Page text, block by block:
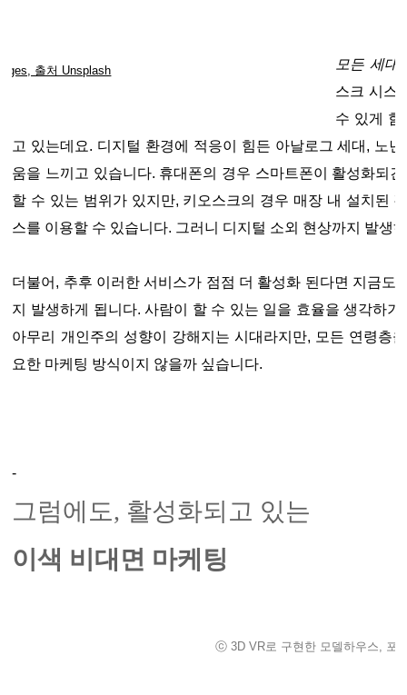
출처 Unsplash
모든 세대
스크 시스
수 있게 함
고 있는데요. 디지털 환경에 적응이 힘든 아날로그 세대, 노
움을 느끼고 있습니다. 휴대폰의 경우 스마트폰이 활성화되
할 수 있는 범위가 있지만, 키오스크의 경우 매장 내 설치된
스를 이용할 수 있습니다. 그러니 디지털 소외 현상까지 발생
더불어, 추후 이러한 서비스가 점점 더 활성화 된다면 지금도
지 발생하게 됩니다. 사람이 할 수 있는 일을 효율을 생각하
아무리 개인주의 성향이 강해지는 시대라지만, 모든 연령층
요한 마케팅 방식이지 않을까 싶습니다.
-
그럼에도, 활성화되고 있는
이색 비대면 마케팅
ⓒ 3D VR로 구현한 모델하우스, 포